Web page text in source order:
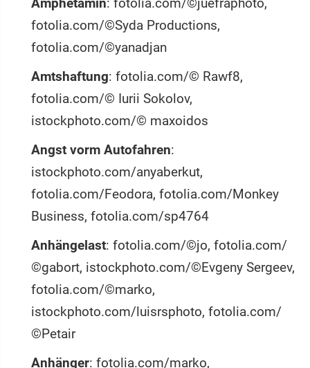
fotolia.com/©Syda Productions,
fotolia.com/©yanadjan
Amtshaftung: fotolia.com/© Rawf8,
fotolia.com/© Iurii Sokolov,
istockphoto.com/© maxoidos
Angst vorm Autofahren:
istockphoto.com/anyaberkut,
fotolia.com/Feodora, fotolia.com/Monkey
Business, fotolia.com/sp4764
Anhängelast: fotolia.com/©jo, fotolia.com/
©gabort, istockphoto.com/©Evgeny Sergeev,
fotolia.com/©marko,
istockphoto.com/luisrsphoto, fotolia.com/
©Petair
Anhänger: fotolia.com/marko,